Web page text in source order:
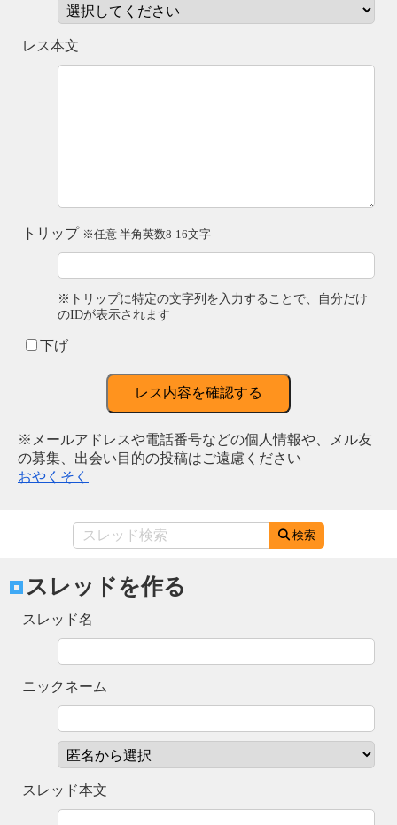
レス本文
トリップ ※任意 半角英数8-16文字
※トリップに特定の文字列を入力することで、自分だけ
のIDが表示されます
下げ
レス内容を確認する
※メールアドレスや電話番号などの個人情報や、メル友
の募集、出会い目的の投稿はご遠慮ください
おやくそく
検索
スレッドを作る
スレッド名
ニックネーム
スレッド本文